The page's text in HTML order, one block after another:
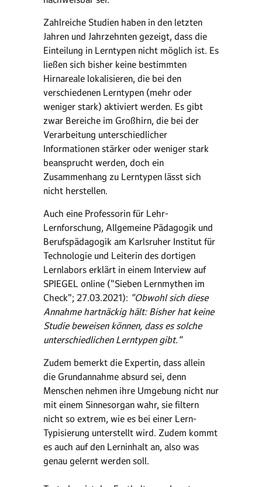
Zahlreiche Studien haben in den letzten
Jahren und Jahrzehnten gezeigt, dass die
Einteilung in Lerntypen nicht möglich ist. Es
ließen sich bisher keine bestimmten
Hirnareale lokalisieren, die bei den
verschiedenen Lerntypen (mehr oder
weniger stark) aktiviert werden. Es gibt
zwar Bereiche im Großhirn, die bei der
Verarbeitung unterschiedlicher
Informationen stärker oder weniger stark
beansprucht werden, doch ein
Zusammenhang zu Lerntypen lässt sich
nicht herstellen.
Auch eine Professorin für Lehr-
Lernforschung, Allgemeine Pädagogik und
Berufspädagogik am Karlsruher Institut für
Technologie und Leiterin des dortigen
Lernlabors erklärt in einem Interview auf
SPIEGEL online ("Sieben Lernmythen im
Check"; 27.03.2021): "Obwohl sich diese
Annahme hartnäckig hält: Bisher hat keine
Studie beweisen können, dass es solche
unterschiedlichen Lerntypen gibt."
Zudem bemerkt die Expertin, dass allein
die Grundannahme absurd sei, denn
Menschen nehmen ihre Umgebung nicht nur
mit einem Sinnesorgan wahr, sie filtern
nicht so extrem, wie es bei einer Lern-
Typisierung unterstellt wird. Zudem kommt
es auch auf den Lerninhalt an, also was
genau gelernt werden soll.